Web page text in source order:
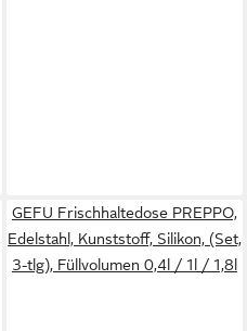
GEFU Frischhaltedose PREPPO,
Edelstahl, Kunststoff, Silikon, (Set,
3-tlg), Füllvolumen 0,4l / 1l / 1,8l